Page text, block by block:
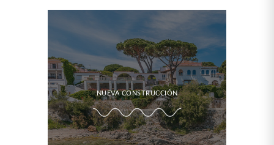
NUEVA CONSTRUCCIÓN